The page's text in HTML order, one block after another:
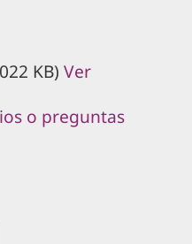
KB) Ver
o preguntas